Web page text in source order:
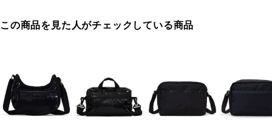
この商品を見た人がチェックしている商品